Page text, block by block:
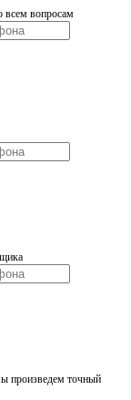
всем вопросам
произведем точный